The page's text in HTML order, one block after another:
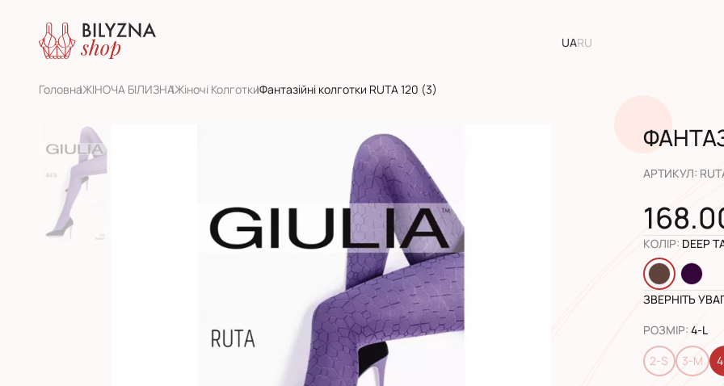
UARU
ГоловнаЖІНОЧА БІЛИЗНАЖіночі КолготкиФантазійні колготки RUTA 120 (3)
АРТИКУЛ:
КОЛІР: DEEP
ЗВЕРНІТЬ
РОЗМІР: 4-L
2-S 3-M